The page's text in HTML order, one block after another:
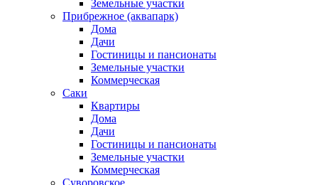
Земельные участки
Прибрежное (аквапарк)
Дома
Дачи
Гостиницы и пансионаты
Земельные участки
Коммерческая
Саки
Квартиры
Дома
Дачи
Гостиницы и пансионаты
Земельные участки
Коммерческая